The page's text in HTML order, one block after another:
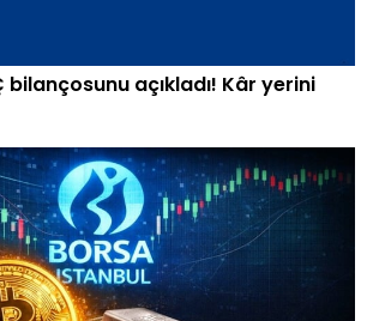
bilançosunu açıkladı! Kâr yerini